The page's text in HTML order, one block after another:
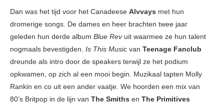
Dan was het tijd voor het Canadeese Alvvays met hun
dromerige songs. De dames en heer brachten twee jaar
geleden hun derde album Blue Rev uit waarmee ze hun talent
nogmaals bevestigden. Is This Music van Teenage Fanclub
dreunde als intro door de speakers terwijl ze het podium
opkwamen, op zich al een mooi begin. Muzikaal tapten Molly
Rankin en co uit een ander vaatje. We hoorden een mix van
80’s Britpop in de lijn van The Smiths en The Primitives